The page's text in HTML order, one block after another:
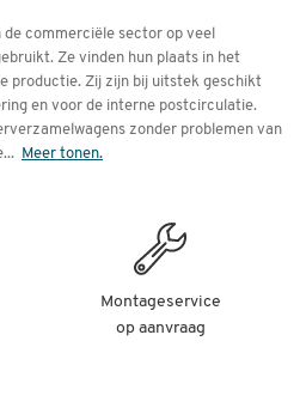
commerciële sector op veel
Ze vinden hun plaats in het
productie. Zij zijn bij uitstek geschikt
en voor de interne postcirculatie.
zonder problemen van
... Meer tonen.
Montageservice
op aanvraag